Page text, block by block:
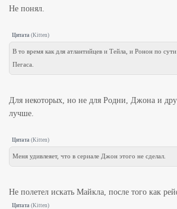
Не понял.
Цитата (Kitten)
В то время как для атлантийцев и Тейла, и Ронон по
Пегаса.
Для некоторых, но не для Родни, Джона и
лучше.
Цитата (Kitten)
Меня удивлеяет, что в сериале Джон этого не сделал.
Не полетел искать Майкла, после того как
Цитата (Kitten)